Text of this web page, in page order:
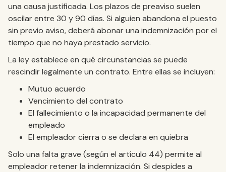
una causa justificada. Los plazos de preaviso suelen
oscilar entre 30 y 90 días. Si alguien abandona el puesto
sin previo aviso, deberá abonar una indemnización por el
tiempo que no haya prestado servicio.
La ley establece en qué circunstancias se puede
rescindir legalmente un contrato. Entre ellas se incluyen:
Mutuo acuerdo
Vencimiento del contrato
El fallecimiento o la incapacidad permanente del
empleado
El empleador cierra o se declara en quiebra
Solo una falta grave (según el artículo 44) permite al
empleador retener la indemnización. Si despides a